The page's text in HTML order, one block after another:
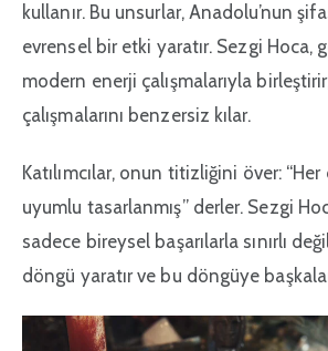
kullanır. Bu unsurlar, Anadolu’nun
evrensel bir etki yaratır. Sezgi Hoca,
modern enerji çalışmalarıyla
çalışmalarını benzersiz kılar.
Katılımcılar, onun titizliğini över:
uyumlu tasarlanmış” derler. Sezgi
sadece bireysel başarılarla sınırlı
döngü yaratır ve bu döngüye